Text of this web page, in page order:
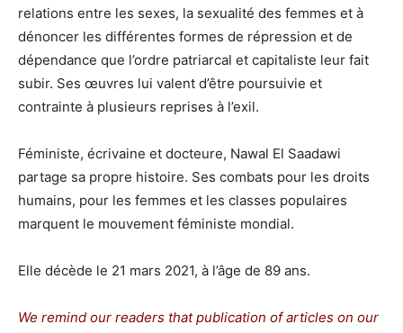
relations entre les sexes, la sexualité des femmes et à
dénoncer les différentes formes de répression et de
dépendance que l’ordre patriarcal et capitaliste leur fait
subir. Ses œuvres lui valent d’être poursuivie et
contrainte à plusieurs reprises à l’exil.
Féministe, écrivaine et docteure, Nawal El Saadawi
partage sa propre histoire. S￹￹￹￹￹es combats pour les droits
humains, pour les femmes et l￹es classes populaires
marquent le mouvement féministe mondial.
Elle décède le 21 mars 2021, à l’âge de 89 ans.
We remind our readers that publication of articles on our